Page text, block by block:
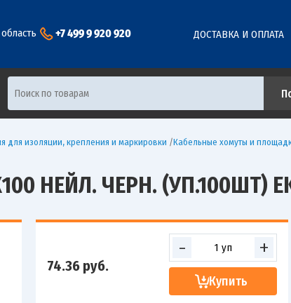
+7 499 9 920 920 ДОСТАВКА И ОПЛАТА
для изоляции, крепления и маркировки /Кабельные хомуты и
НЕЙЛ. ЧЕРН. (УП.100ШТ)
74.36 руб.
- +
Купить